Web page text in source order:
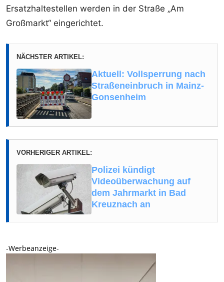
Ersatzhaltestellen werden in der Straße „Am
Großmarkt“ eingerichtet.
NÄCHSTER ARTIKEL:
Aktuell: Vollsperrung nach
Straßeneinbruch in Mainz-
Gonsenheim
VORHERIGER ARTIKEL:
Polizei kündigt
Videoüberwachung auf
dem Jahrmarkt in Bad
Kreuznach an
-Werbeanzeige-